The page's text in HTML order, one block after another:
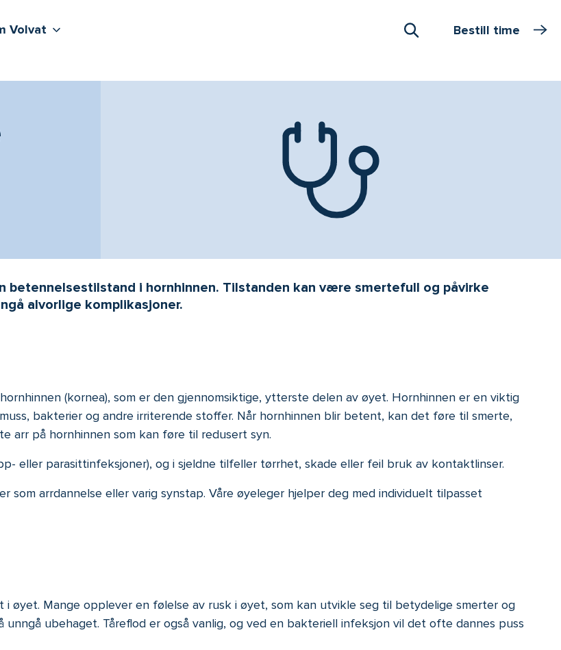
Våre sentre
Volvat Bestill time
betennelsestilstand i hornhinnen. Tilstanden kan være smertefull og påvirke
alvorlige komplikasjoner.
(kornea), som er den gjennomsiktige, ytterste delen av øyet. Hornhinnen er en viktig
bakterier og andre irriterende stoffer. Når hornhinnen blir betent, kan det føre til smerte,
arr på hornhinnen som kan føre til redusert syn.
eller parasittinfeksjoner), og i sjeldne tilfeller tørrhet, skade eller feil bruk av kontaktlinser.
som arrdannelse eller varig synstap. Våre øyeleger hjelper deg med individuelt tilpasset
øyet. Mange opplever en følelse av rusk i øyet, som kan utvikle seg til betydelige smerter og
ubehaget. Tåreflod er også vanlig, og ved en bakteriell infeksjon vil det ofte dannes puss